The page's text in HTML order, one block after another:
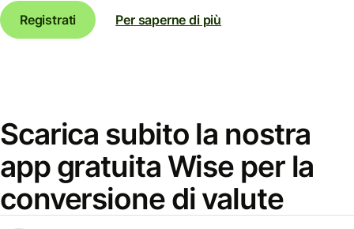
Registrati
Per saperne di più
Scarica subito la nostra
app gratuita Wise per la
conversione di valute